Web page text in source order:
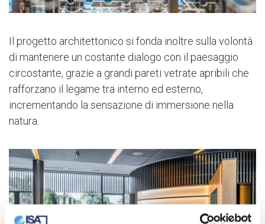
Il progetto architettonico si fonda inoltre sulla volontà
di mantenere un costante dialogo con il paesaggio
circostante, grazie a grandi pareti vetrate apribili che
rafforzano il legame tra interno ed esterno,
incrementando la sensazione di immersione nella
natura.